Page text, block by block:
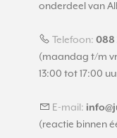
onderdeel van
Telefoon: 088
(maandag t/m
13:00 tot 17:00
E-mail:
(reactie binnen